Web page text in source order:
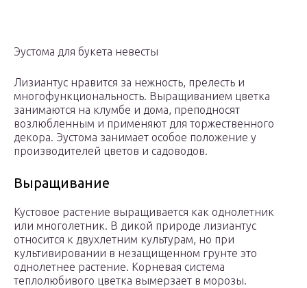
Эустома для букета невесты
Лизиантус нравится за нежность, прелесть и
многофункциональность. Выращиванием цветка
занимаются на клумбе и дома, преподносят
возлюбленным и применяют для торжественного
декора. Эустома занимает особое положение у
производителей цветов и садоводов.
Выращивание
Кустовое растение выращивается как однолетник
или многолетник. В дикой природе лизиантус
относится к двухлетним культурам, но при
культивировании в незащищенном грунте это
однолетнее растение. Корневая система
теплолюбивого цветка вымерзает в морозы.